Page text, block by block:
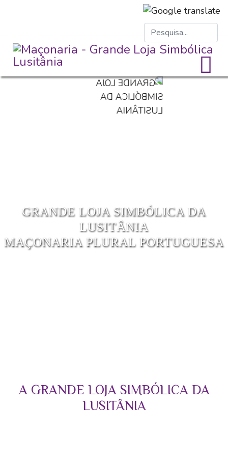
GRANDE LOJA SIMBÓLICA DA
LUSITÂNIA
MAÇONARIA PLURAL PORTUGUESA
A GRANDE LOJA SIMBÓLICA DA
LUSITÂNIA